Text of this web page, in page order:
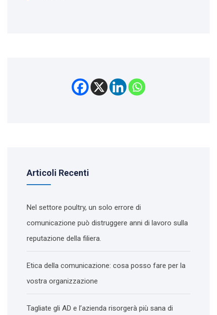
Articoli Recenti
Nel settore poultry, un solo errore di
comunicazione può distruggere anni di lavoro sulla
reputazione della filiera.
Etica della comunicazione: cosa posso fare per la
vostra organizzazione
Tagliate gli AD e l’azienda risorgerà più sana di